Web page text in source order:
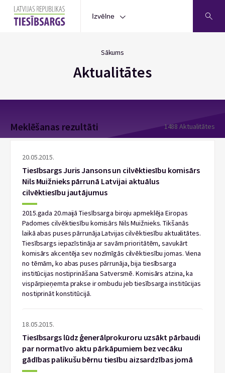
Izvēlne
Sākums
Aktualitātes
Meklēšanas rezultāti 1488 Aktualitātes
20.05.2015.
Tiesībsargs Juris Jansons un cilvēktiesību komisārs
Nils Muižnieks pārrunā Latvijai aktuālus
cilvēktiesību jautājumus
2015.gada 20.maijā Tiesībsarga biroju apmeklēja Eiropas
Padomes cilvēktiesību komisārs Nils Muižnieks. Tikšanās
laikā abas puses pārrunāja Latvijas cilvēktiesību aktualitātes.
Tiesībsargs iepazīstināja ar savām prioritātēm, savukārt
komisārs akcentēja sev nozīmīgās cilvēktiesību jomas. Viena
no tēmām, ko abas puses pārrunāja, bija tiesībsarga
institūcijas nostiprināšana Satversmē. Komisārs atzina, ka
vispārpieņemta prakse ir ombudu jeb tiesībsarga institūcijas
nostiprināt konstitūcijā.
18.05.2015.
Tiesībsargs lūdz ģenerālprokuroru uzsākt pārbaudi
par normatīvo aktu pārkāpumiem bez vecāku
gādības palikušu bērnu tiesību aizsardzības jomā